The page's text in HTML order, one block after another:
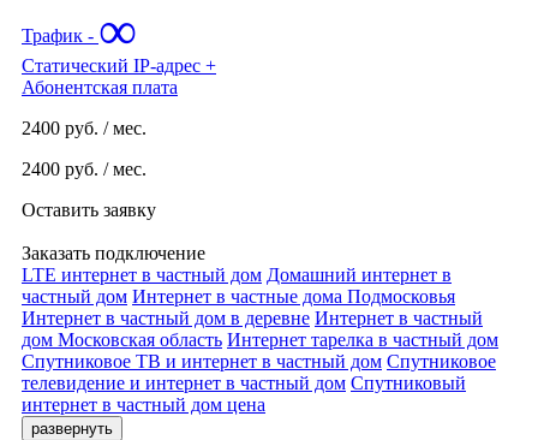
Европолис
Енисей
Жулебино
Запад
Зеленоград плаза
Зеленый
Зелёный
Зиг Заг
Зимняя
Золотой вавилон
Трафик - ∞
Статический IP-адрес +
Абонентская плата
2400 руб. / мес.
2400 руб. / мес.
Оставить заявку
Заказать подключение
LTE интернет в частный дом Домашний интернет в
частный дом Интернет в частные дома Подмосковья
Интернет в частный дом в деревне Интернет в частный
дом Московская область Интернет тарелка в частный дом
Спутниковое ТВ и интернет в частный дом Спутниковое
телевидение и интернет в частный дом Спутниковый
интернет в частный дом цена
развернуть